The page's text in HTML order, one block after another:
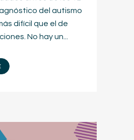
del autismo
difícil que el de
No hay un...